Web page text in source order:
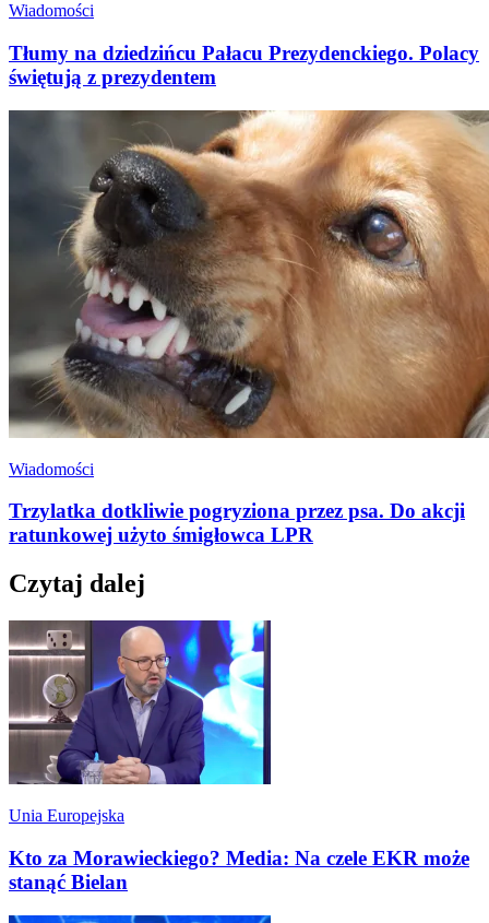
Wiadomości
Tłumy na dziedzińcu Pałacu Prezydenckiego. Polacy
świętują z prezydentem
Wiadomości
Trzylatka dotkliwie pogryziona przez psa. Do akcji
ratunkowej użyto śmigłowca LPR
Czytaj dalej
Unia Europejska
Kto za Morawieckiego? Media: Na czele EKR może
stanąć Bielan